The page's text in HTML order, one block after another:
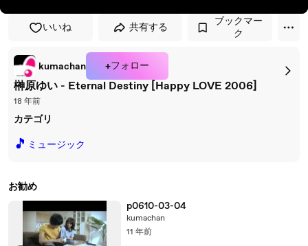
いいね 共有する
ブックマー
ク
kumachan +フォロー
榊原ゆい - Eternal Destiny [Happy LOVE 2006]
18 年前
カテゴリ
🎵 ミュージック
お勧め
p0610-03-04
kumachan
11 年前